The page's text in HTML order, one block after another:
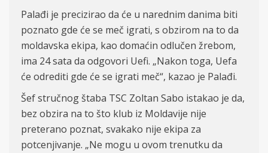
Palađi je precizirao da će u narednim danima biti
poznato gde će se meč igrati, s obzirom na to da
moldavska ekipa, kao domaćin odlučen žrebom,
ima 24 sata da odgovori Uefi. „Nakon toga, Uefa
će odrediti gde će se igrati meč“, kazao je Palađi.
Šef stručnog štaba TSC Zoltan Sabo istakao je da,
bez obzira na to što klub iz Moldavije nije
preterano poznat, svakako nije ekipa za
potcenjivanje. „Ne mogu u ovom trenutku da